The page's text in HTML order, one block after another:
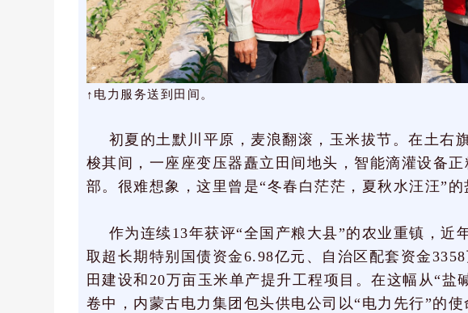
↑ 电力服务送到田间。
初夏的土默川平原，麦浪翻滚，玉米拔节。在土右
梭其间，一座座变压器矗立田间地头，智能滴灌设备
部。很难想象，这里曾是“冬春白茫茫，夏秋水汪汪”的
作为连续13年获评“全国产粮大县”的农业重镇，近
取超长期特别国债资金6.98亿元、自治区配套资金
田建设和20万亩玉米单产提升工程项目。在这幅从“盐
卷中，内蒙古电力集团包头供电公司以“电力先行”的